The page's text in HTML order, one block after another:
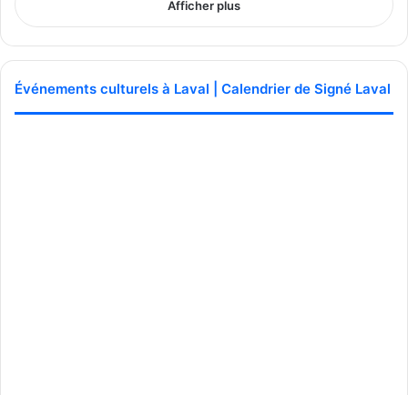
Afficher plus
Événements culturels à Laval | Calendrier de Signé Laval